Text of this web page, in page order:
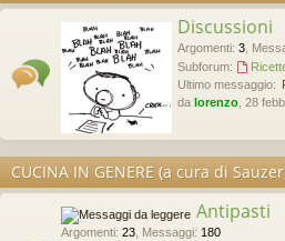
Discussioni
Argomenti: 3
Subforum:
Ultimo messaggio:
da lorenzo , 28
CUCINA IN GENERE (a cura di
Antipasti
Argomenti: 23 Messaggi: 180